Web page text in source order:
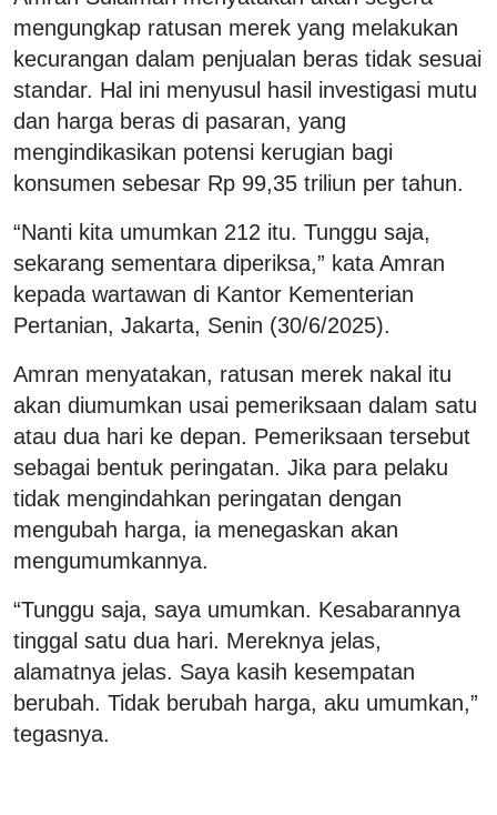
mengungkap ratusan merek yang melakukan
kecurangan dalam penjualan beras tidak sesuai
standar. Hal ini menyusul hasil investigasi mutu
dan harga beras di pasaran, yang
mengindikasikan potensi kerugian bagi
konsumen sebesar Rp 99,35 triliun per tahun.
“Nanti kita umumkan 212 itu. Tunggu saja,
sekarang sementara diperiksa,” kata Amran
kepada wartawan di Kantor Kementerian
Pertanian, Jakarta, Senin (30/6/2025).
Amran menyatakan, ratusan merek nakal itu
akan diumumkan usai pemeriksaan dalam satu
atau dua hari ke depan. Pemeriksaan tersebut
sebagai bentuk peringatan. Jika para pelaku
tidak mengindahkan peringatan dengan
mengubah harga, ia menegaskan akan
mengumumkannya.
“Tunggu saja, saya umumkan. Kesabarannya
tinggal satu dua hari. Mereknya jelas,
alamatnya jelas. Saya kasih kesempatan
berubah. Tidak berubah harga, aku umumkan,”
tegasnya.